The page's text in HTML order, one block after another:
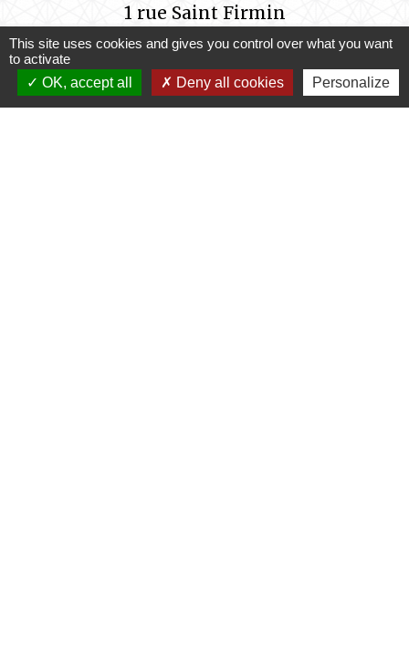
1 rue Saint Firmin
45220 Saint-Germain-des-Prés - FRANCE
Les services administratifs de la mairie
sont ouverts au public aux horaires
This site uses cookies and gives you control over what you want
to activate
OK, accept all
Deny all cookies Personalize